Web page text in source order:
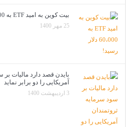
بیت کوین به امید ETF به 60،000 دلار رسید!
25 مهر 1400
بایدن قصد دارد مالیات بر
آمریکایی را دو برابر نماید
3 اردیبهشت 1400